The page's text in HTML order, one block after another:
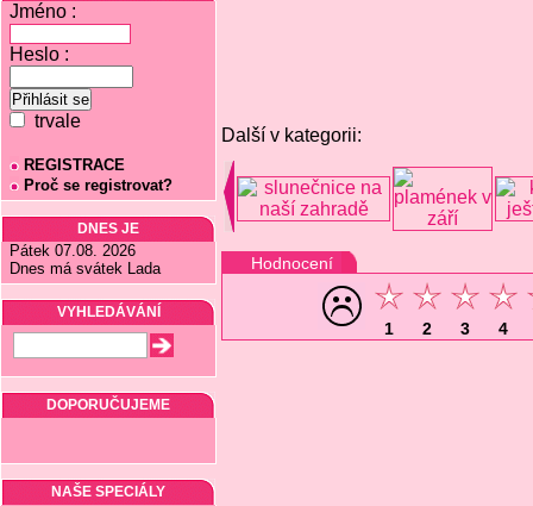
Jméno :
Heslo :
trvale
REGISTRACE
Proč se registrovat?
DNES JE
Pátek 07.08. 2026
Dnes má svátek Lada
VYHLEDÁVÁNÍ
DOPORUČUJEME
NAŠE SPECIÁLY
Další v kategorii:
Hodnocení
1 2 3 4